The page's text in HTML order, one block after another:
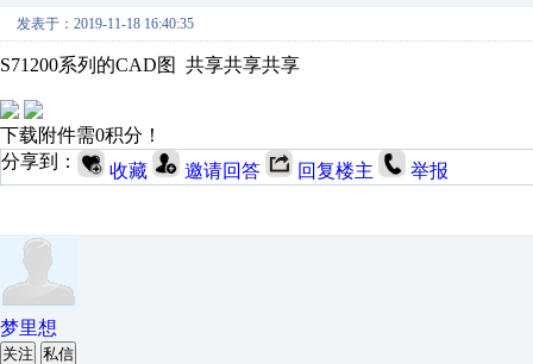
发表于：2019-11-18 16:40:35
S71200系列的CAD图 共享共享共享
下载附件需0积分！
分享到：
收藏 邀请回答 回复楼主 举报
梦里想
关注 私信